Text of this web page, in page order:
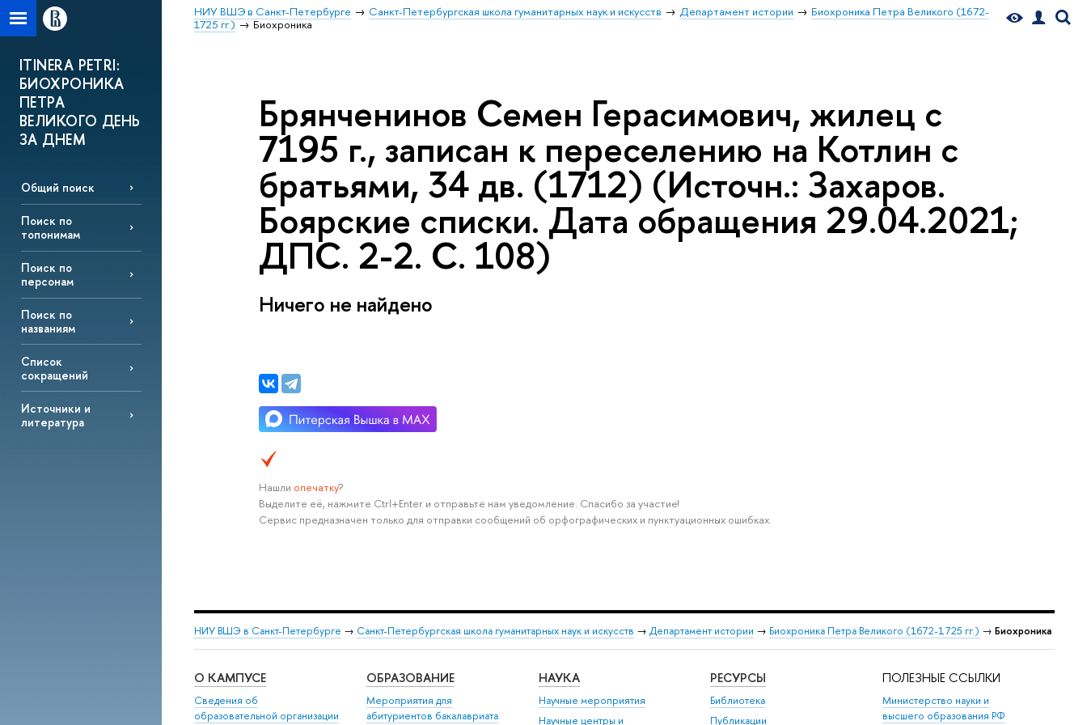
НИУ ВШЭ в Санкт-Петербурге Санкт-Петербургская школа гуманитарных наук и искусств Департамент истории
Биохроника Петра Великого (1672-
1725 гг.)
Биохроника
ITINERA PETRI:
БИОХРОНИКА
ПЕТРА
ВЕЛИКОГО ДЕНЬ
ЗА ДНЕМ
Общий поиск
Поиск по
топонимам
Поиск по
персонам
Поиск по
названиям
Список
сокращений
Источники и
литература
Брянченинов Семен Герасимович, жилец с
7195 г., записан к переселению на Котлин с
братьями, 34 дв. (1712) (Источн.: Захаров.
Боярские списки. Дата обращения 29.04.2021;
ДПС. 2-2. С. 108)
Ничего не найдено
Нашли опечатку?
Выделите её, нажмите Ctrl+Enter и отправьте нам уведомление. Спасибо за участие!
Сервис предназначен только для отправки сообщений об орфографических и пунктуационных ошибках.
НИУ ВШЭ в Санкт-Петербурге → Санкт-Петербургская школа гуманитарных наук и искусств → Департамент истории → Биохроника Петра Великого (1672-1725 гг.) → Биохроника
О КАМПУСЕ
Сведения об
образовательной организации
ОБРАЗОВАНИЕ
Мероприятия для
абитуриентов бакалавриата
НАУКА
Научные мероприятия
Научные центры и
РЕСУРСЫ
Библиотека
Публикации
ПОЛЕЗНЫЕ ССЫЛКИ
Министерство науки и
высшего образования РФ